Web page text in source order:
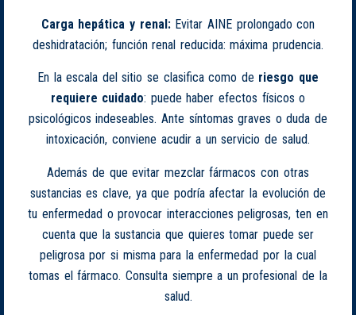
Carga hepática y renal:Evitar AINE prolongado con
deshidratación; función renal reducida: máxima prudencia.
En la escala del sitio se clasifica como de riesgo que
requiere cuidado: puede haber efectos físicos o
psicológicos indeseables. Ante síntomas graves o duda de
intoxicación, conviene acudir a un servicio de salud.
Además de que evitar mezclar fármacos con otras
sustancias es clave, ya que podría afectar la evolución de
tu enfermedad o provocar interacciones peligrosas, ten en
cuenta que la sustancia que quieres tomar puede ser
peligrosa por si misma para la enfermedad por la cual
tomas el fármaco. Consulta siempre a un profesional de la
salud.